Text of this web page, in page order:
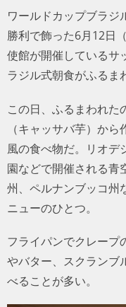
ワールドカップブラジ
勝利で飾った6月12日
使館が開催しているサ
ラジル式朝食がふるま
この日、ふるまわれた
（キャッサバ芋）か
風の食べ物だ。リオデ
園などで開催される青
州、ペルナンブッコ州
ニューのひとつ。
フライパンでクレープ
やバター、スクランブ
べることが多い。